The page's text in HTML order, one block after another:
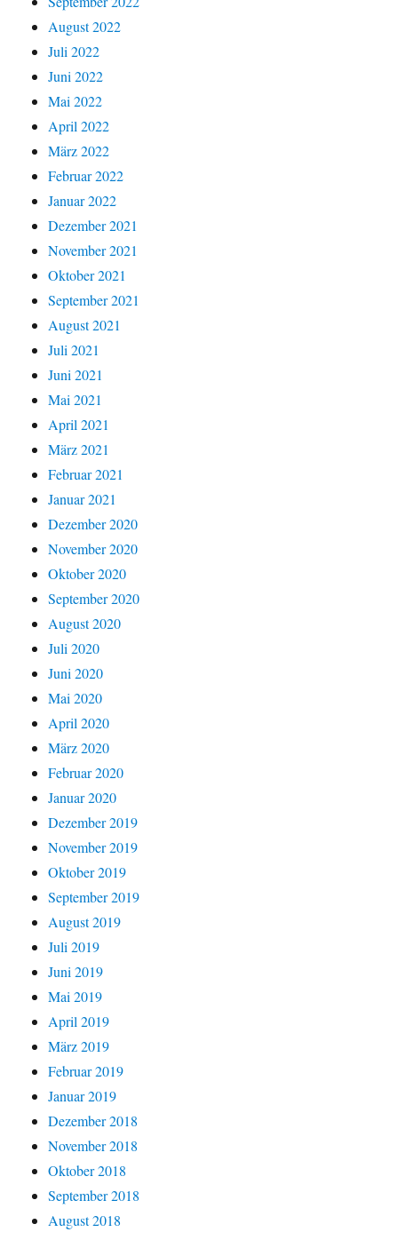
August 2022
Juli 2022
Juni 2022
Mai 2022
April 2022
März 2022
Februar 2022
Januar 2022
Dezember 2021
November 2021
Oktober 2021
September 2021
August 2021
Juli 2021
Juni 2021
Mai 2021
April 2021
März 2021
Februar 2021
Januar 2021
Dezember 2020
November 2020
Oktober 2020
September 2020
August 2020
Juli 2020
Juni 2020
Mai 2020
April 2020
März 2020
Februar 2020
Januar 2020
Dezember 2019
November 2019
Oktober 2019
September 2019
August 2019
Juli 2019
Juni 2019
Mai 2019
April 2019
März 2019
Februar 2019
Januar 2019
Dezember 2018
November 2018
Oktober 2018
September 2018
August 2018